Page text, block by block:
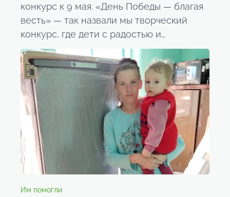
конкурс к 9 мая. «День Победы — благая
весть» — так назвали мы творческий
конкурс, где дети с радостью и…
Им помогли